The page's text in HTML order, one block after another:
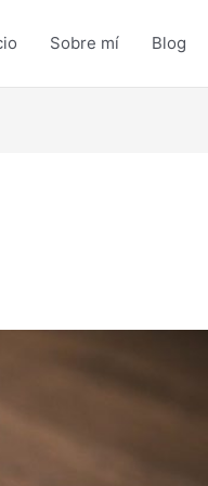
Sobre mí Blog